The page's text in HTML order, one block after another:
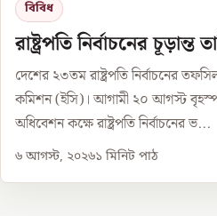
বিবিধ
রাষ্ট্রপতি নির্বাচনের চূড়ান্ত
দেশের ২৩তম রাষ্ট্রপতি নির্বাচনের
কমিশন (ইসি)। আগামী ২০ আগস্ট
অধিবেশন কক্ষে রাষ্ট্রপতি নির্বাচনের ভ...
৬ আগস্ট, ২০২৬১ মিনিট পাঠ